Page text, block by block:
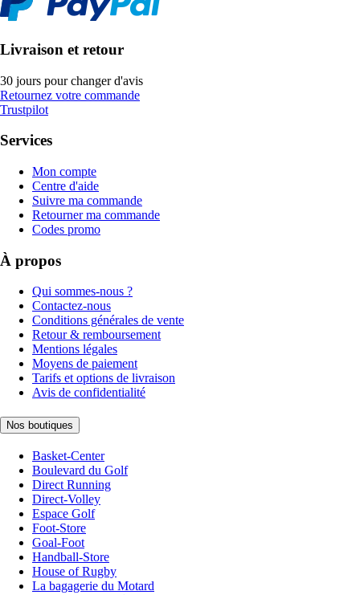
Livraison et retour
30 jours pour changer d'avis
Retournez votre commande
Trustpilot
Services
Mon compte
Centre d'aide
Suivre ma commande
Retourner ma commande
Codes promo
À propos
Qui sommes-nous ?
Contactez-nous
Conditions générales de vente
Retour & remboursement
Mentions légales
Moyens de paiement
Tarifs et options de livraison
Avis de confidentialité
Nos boutiques
Basket-Center
Boulevard du Golf
Direct Running
Direct-Volley
Espace Golf
Foot-Store
Goal-Foot
Handball-Store
House of Rugby
La bagagerie du Motard